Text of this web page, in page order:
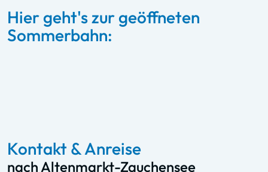
Hier geht's zur geöffneten
Sommerbahn:
Gamskogelbahn -
Kontakt & Anreise
nach Altenmarkt-Zauchensee